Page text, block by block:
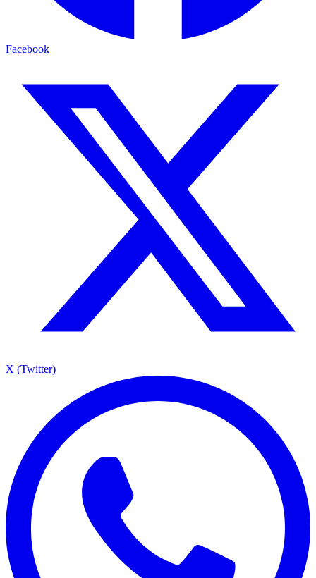
Facebook
X (Twitter)